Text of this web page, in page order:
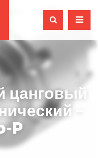
цанговый
–
P